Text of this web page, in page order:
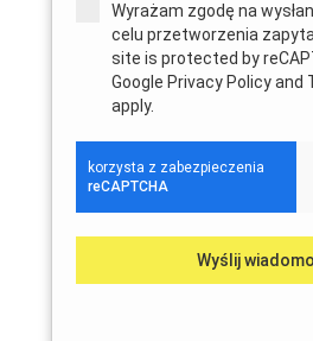
Wyrażam zgodę na
celu przetworzenia
site is protected by
Google Privacy Policy and
apply.
Wyślij